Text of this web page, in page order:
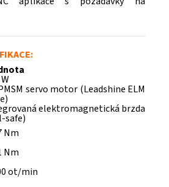
servo motor (Leadshine ELM
elektromagnetická brzda
safe)
Nm
Nm
ot/min
by chaterimo